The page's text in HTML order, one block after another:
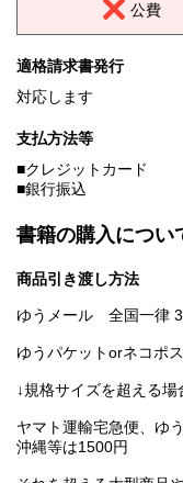
公費
適格請求書発行
対応します
支払方法等
■クレジットカード
■銀行振込
書籍の購入につい
商品引き渡し方法
ゆうメール 全国一律
ゆうパケットorネコポ
↓規格サイズを超える場
ヤマト運輸宅急便、
沖縄等は1500円